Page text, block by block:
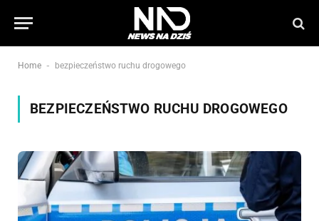
Home - bezpieczeństwo ruchu drogowego
BEZPIECZEŃSTWO RUCHU DROGOWEGO